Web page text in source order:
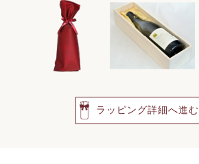
ラッピング詳細へ進む